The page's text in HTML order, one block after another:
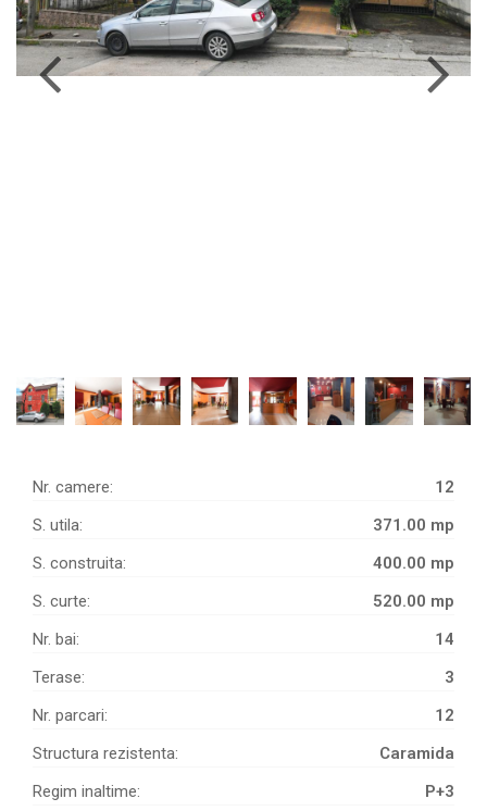
Nr. camere:
12
S. utila:
371.00 mp
S. construita:
400.00 mp
S. curte:
520.00 mp
Nr. bai:
14
Terase:
3
Nr. parcari:
12
Structura rezistenta:
Caramida
Regim inaltime:
P+3